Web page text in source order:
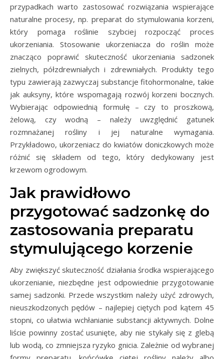
przypadkach warto zastosować rozwiązania wspierające
naturalne procesy, np. preparat do stymulowania korzeni,
który pomaga roślinie szybciej rozpocząć proces
ukorzeniania. Stosowanie ukorzeniacza do roślin może
znacząco poprawić skuteczność ukorzeniania sadzonek
zielnych, półzdrewniałych i zdrewniałych. Produkty tego
typu zawierają zazwyczaj substancje fitohormonalne, takie
jak auksyny, które wspomagają rozwój korzeni bocznych.
Wybierając odpowiednią formułę – czy to proszkową,
żelową, czy wodną – należy uwzględnić gatunek
rozmnażanej rośliny i jej naturalne wymagania.
Przykładowo, ukorzeniacz do kwiatów doniczkowych może
różnić się składem od tego, który dedykowany jest
krzewom ogrodowym.
Jak prawidłowo
przygotować sadzonkę do
zastosowania preparatu
stymulującego korzenie
Aby zwiększyć skuteczność działania środka wspierającego
ukorzenianie, niezbędne jest odpowiednie przygotowanie
samej sadzonki. Przede wszystkim należy użyć zdrowych,
nieuszkodzonych pędów – najlepiej ciętych pod kątem 45
stopni, co ułatwia wchłanianie substancji aktywnych. Dolne
liście powinny zostać usunięte, aby nie stykały się z glebą
lub wodą, co zmniejsza ryzyko gnicia. Zależnie od wybranej